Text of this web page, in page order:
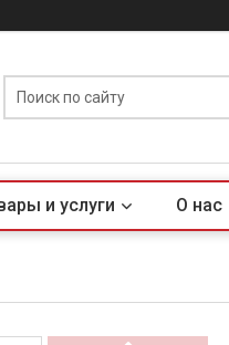
и услуги О нас